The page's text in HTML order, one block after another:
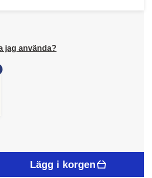
jag använda?
Lägg i korgen